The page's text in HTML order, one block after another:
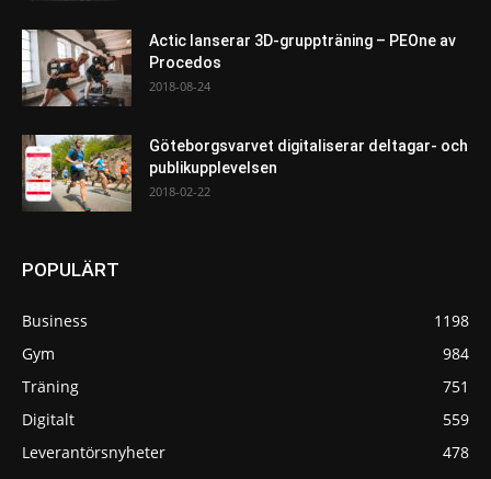
Actic lanserar 3D-gruppträning – PEOne av
Procedos
2018-08-24
Göteborgsvarvet digitaliserar deltagar- och
publikupplevelsen
2018-02-22
POPULÄRT
Business
1198
Gym
984
Träning
751
Digitalt
559
Leverantörsnyheter
478